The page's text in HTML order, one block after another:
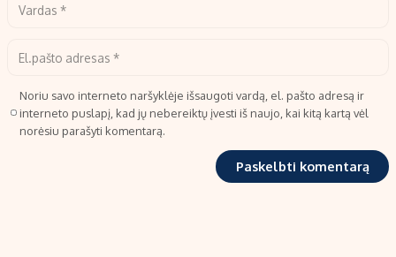
Noriu savo interneto naršyklėje išsaugoti vardą, el. pašto adresą ir
interneto puslapį, kad jų nebereiktų įvesti iš naujo, kai kitą kartą vėl
norėsiu parašyti komentarą.